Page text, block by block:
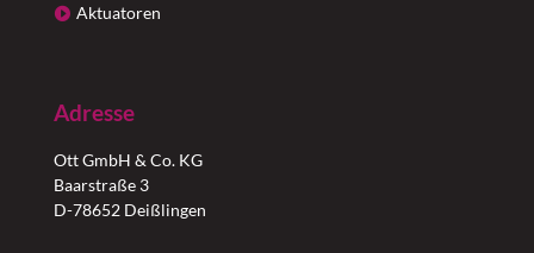
Aktuatoren
Adresse
Ott GmbH & Co. KG
Baarstraße 3
D-78652 Deißlingen